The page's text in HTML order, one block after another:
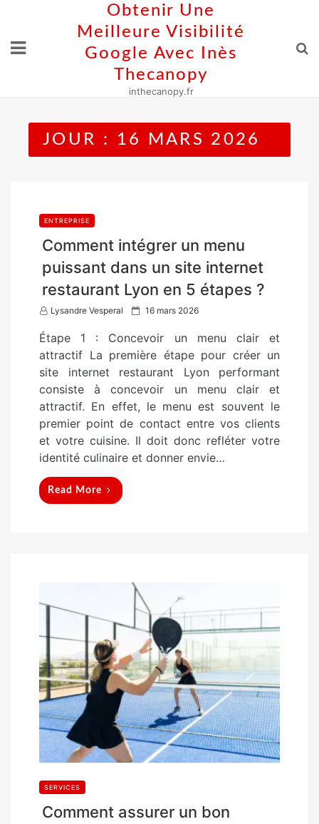
content
Obtenir Une
Meilleure Visibilité
Google Avec Inès
Thecanopy
inthecanopy.fr
JOUR : 16 MARS 2026
ENTREPRISE
Comment intégrer un menu
puissant dans un site internet
restaurant Lyon en 5 étapes ?
Lysandre Vesperal
P
s
t
e
d
o
n
16 mars 2026
Étape 1 : Concevoir un menu clair et
attractif La première étape pour créer un
site internet restaurant Lyon performant
consiste à concevoir un menu clair et
attractif. En effet, le menu est souvent le
premier point de contact entre vos clients
et votre cuisine. Il doit donc refléter votre
identité culinaire et donner envie…
Read More
SERVICES
Comment assurer un bon